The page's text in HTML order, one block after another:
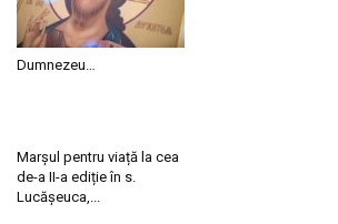
Dumnezeu…
Marșul pentru viață la cea
de-a II-a ediție în s.
Lucășeuca,...